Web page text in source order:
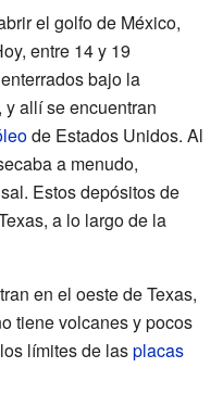
el golfo de México,
entre 14 y 19
bajo la
allí se encuentran
de Estados Unidos. Al
a menudo,
Estos depósitos de
a lo largo de la
en el oeste de Texas,
tiene volcanes y pocos
límites de lasplacas